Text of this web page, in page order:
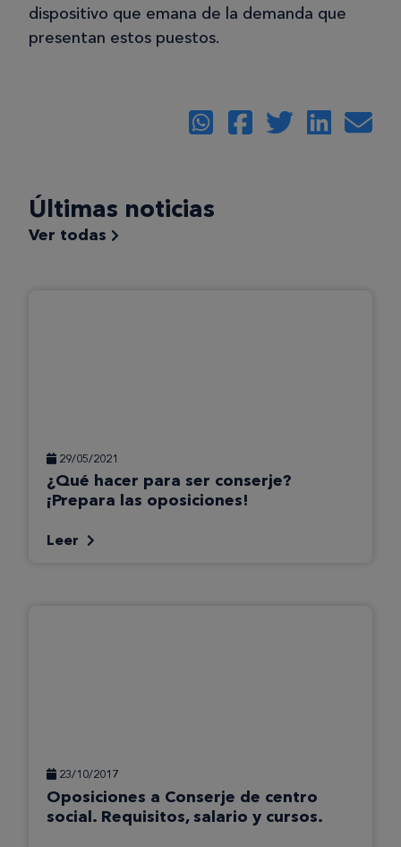
dispositivo que emana de la demanda que
presentan estos puestos.
Últimas noticias
Ver todas
29/05/2021
¿Qué hacer para ser conserje?
¡Prepara las oposiciones!
Leer
23/10/2017
Oposiciones a Conserje de centro
social. Requisitos, salario y cursos.